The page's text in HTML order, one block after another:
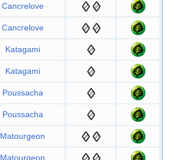
Cancrelove
Cancrelove
Katagami
Katagami
Poussacha
Poussacha
Matourgeon
Matourgeon